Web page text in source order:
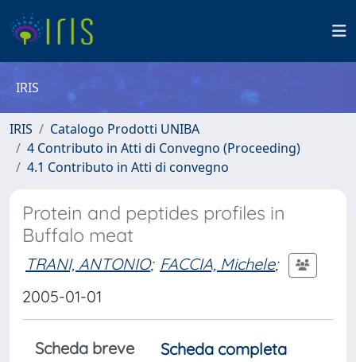
IRIS
IRIS
Catalogo Prodotti UNIBA
4 Contributo in Atti di Convegno (Proceeding)
4.1 Contributo in Atti di convegno
Protein and peptides profiles in
Buffalo meat
TRANI, ANTONIO; FACCIA, Michele;
2005-01-01
Scheda breve
Scheda completa